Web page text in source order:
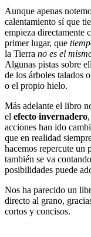
Aunque apenas
calentamiento sí que
empieza directamente
primer lugar, que
la Tierra no es el
Algunas pistas sobre
de los árboles talados
o el propio hielo.
Más adelante el libro
el efecto invernadero
acciones han ido
que en realidad
hacemos repercute un
también se va
posibilidades puede
Nos ha parecido un
directo al grano,
cortos y concisos.